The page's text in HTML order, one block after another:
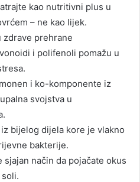
kao nutritivni plus u
– ne kao lijek.
prehrane
i polifenoli pomažu u
i ko-komponente iz
svojstva u
bijelog dijela kore je vlakno
bakterije.
način da pojačate okus